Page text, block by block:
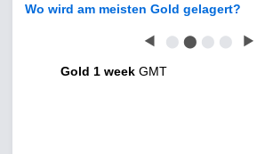
Wo wird am meisten Gold gelagert?
◀ ⬤ ⬤ ⬤ ⬤ ▶
Gold 1 week GMT